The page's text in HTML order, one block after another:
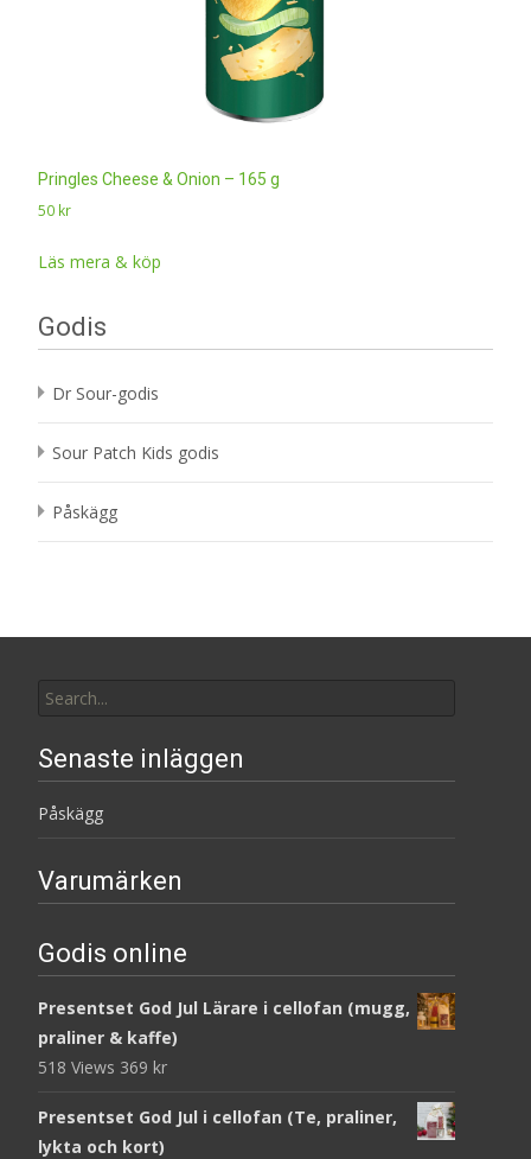
Pringles Cheese & Onion – 165 g
50 kr
Läs mera & köp
Godis
Dr Sour-godis
Sour Patch Kids godis
Påskägg
for:
Senaste inläggen
Påskägg
Varumärken
Godis online
Presentset God Jul Lärare i cellofan (mugg,
praliner & kaffe)
518 Views 369 kr
Presentset God Jul i cellofan (Te, praliner,
lykta och kort)